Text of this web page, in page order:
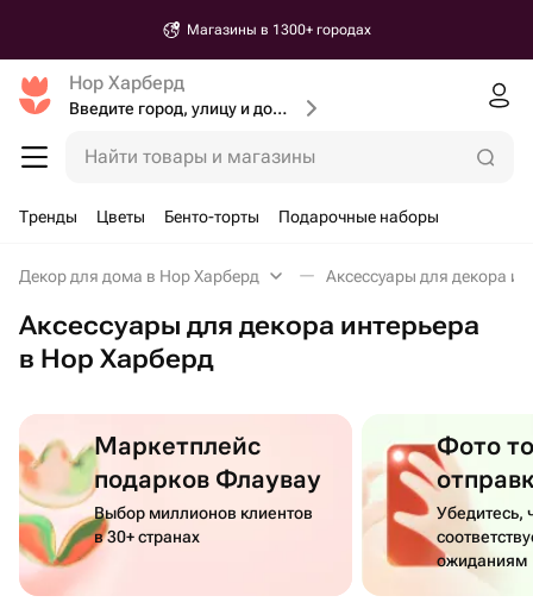
Магазины в 1300+ городах
Нор Харберд
Введите город, улицу и дом доставки
Найти товары и магазины
Тренды Цветы Бенто-торты Подарочные наборы
Декор для дома в Нор Харберд Аксессуары для декора
Аксессуары для декора интерьера
в Нор Харберд
Маркетплейс
подарков Флаувау
Выбор миллионов клиентов
в 30+ странах
Фото
Убедитесь,
ожиданиям